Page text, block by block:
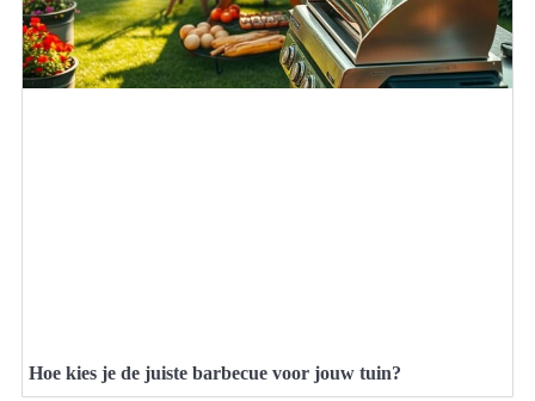
Hoe kies je de juiste barbecue voor jouw tuin?